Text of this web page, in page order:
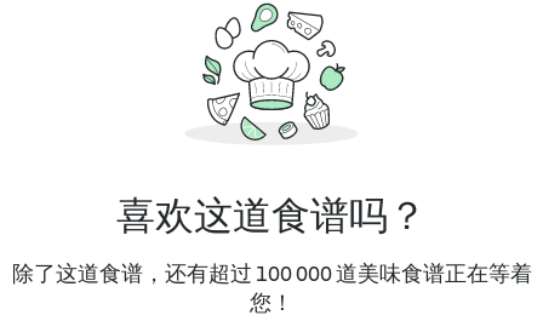
喜欢这道食谱吗？
除了这道食谱，还有超过 100 000 道美味食谱正在等着
您！